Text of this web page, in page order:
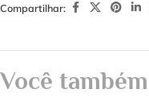
Compartilhar:
Você